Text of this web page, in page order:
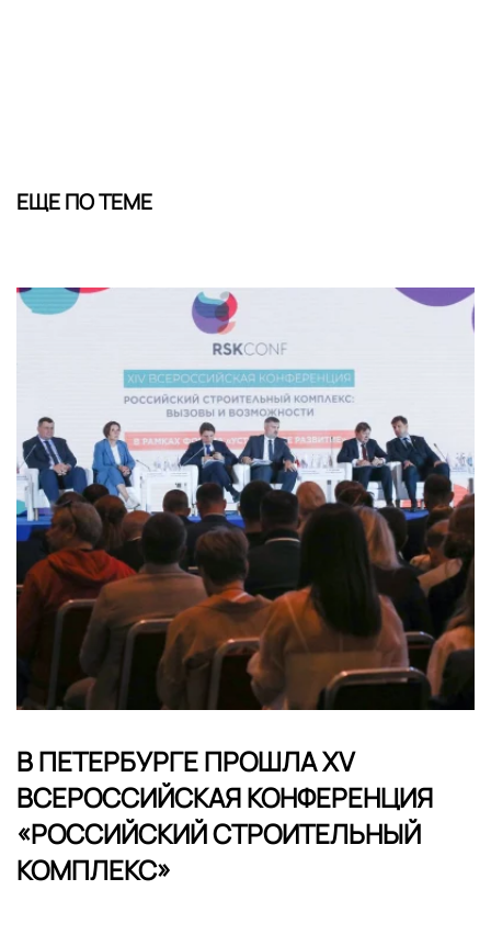
ЕЩЕ ПО ТЕМЕ
В ПЕТЕРБУРГЕ ПРОШЛА XV
ВСЕРОССИЙСКАЯ КОНФЕРЕНЦИЯ
«РОССИЙСКИЙ СТРОИТЕЛЬНЫЙ
КОМПЛЕКС»